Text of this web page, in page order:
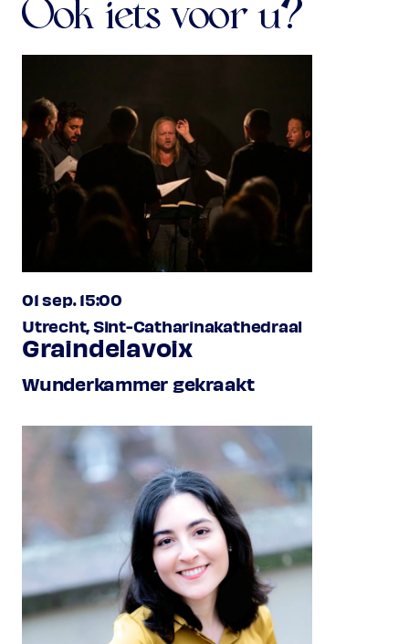
Ook iets voor u?
01 sep. 15:00
Utrecht, Sint-Catharinakathedraal
Graindelavoix
Wunderkammer gekraakt